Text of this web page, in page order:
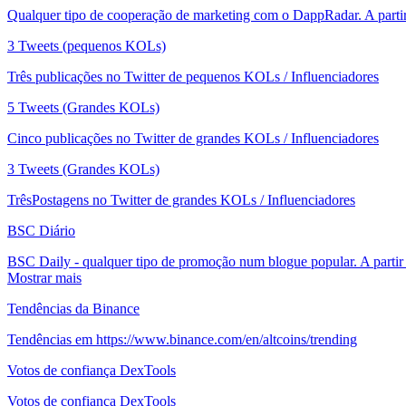
Qualquer tipo de cooperação de marketing com o DappRadar. A
3 Tweets (pequenos KOLs)
Três publicações no Twitter de pequenos KOLs / Influenciadores
5 Tweets (Grandes KOLs)
Cinco publicações no Twitter de grandes KOLs / Influenciadores
3 Tweets (Grandes KOLs)
TrêsPostagens no Twitter de grandes KOLs / Influenciadores
BSC Diário
BSC Daily - qualquer tipo de promoção num blogue popular. A partir
Mostrar mais
Tendências da Binance
Tendências em https://www.binance.com/en/altcoins/trending
Votos de confiança DexTools
Votos de confiança DexTools